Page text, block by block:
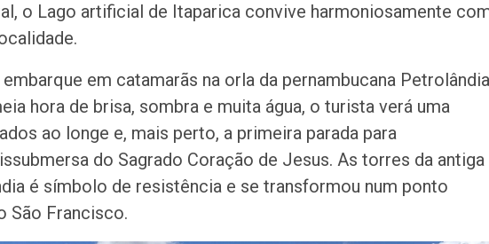
o Lago artificial de Itaparica convive harmoniosamente
em catamarãs na orla da pernambucana
hora de brisa, sombra e muita água, o turista verá uma
ao longe e, mais perto, a primeira parada para
do Sagrado Coração de Jesus. As torres da antiga
é símbolo de resistência e se transformou num ponto
São Francisco.